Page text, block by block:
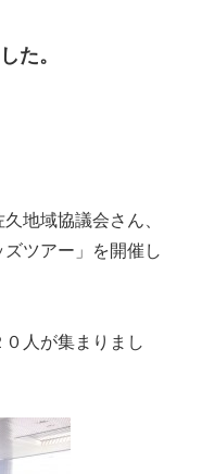
た。
地域協議会さん、
ツアー」を開催し
人が集まりまし